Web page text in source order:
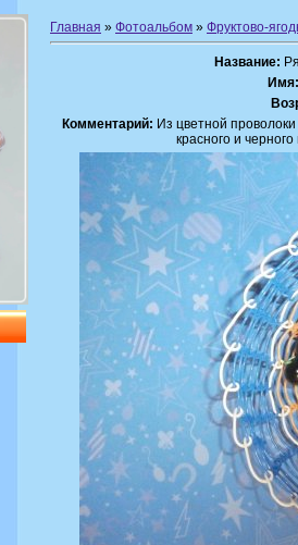
Главная » Фотоальбом » Фруктово-
Название:
Комментарий: Из цветной
красного и